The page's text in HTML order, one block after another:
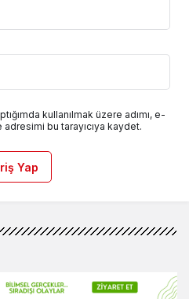
kullanılmak üzere adımı, e-
bu tarayıcıya kaydet.
Yap